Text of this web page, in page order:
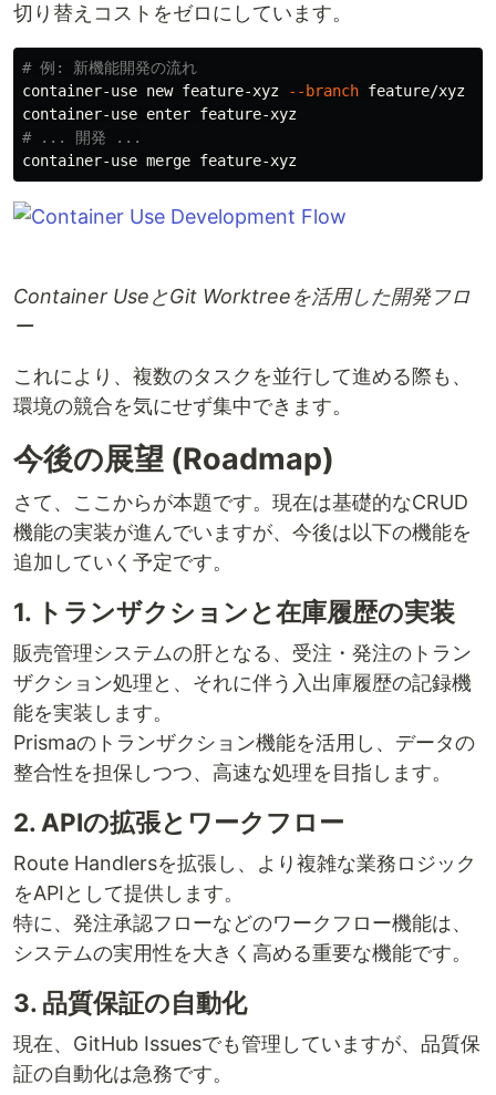
切り替えコストをゼロにしています。
# 例: 新機能開発の流れ
container-use new feature-xyz
--branch feature/xyz
# ... 開発 ...
Container UseとGit Worktreeを活用した開発フロ
ー
これにより、複数のタスクを並行して進める際も、
環境の競合を気にせず集中できます。
今後の展望 (Roadmap)
さて、ここからが本題です。現在は基礎的なCRUD
機能の実装が進んでいますが、今後は以下の機能を
追加していく予定です。
1. トランザクションと在庫履歴の実装
販売管理システムの肝となる、受注・発注のトラン
ザクション処理と、それに伴う入出庫履歴の記録機
能を実装します。
Prismaのトランザクション機能を活用し、データの
整合性を担保しつつ、高速な処理を目指します。
2. APIの拡張とワークフロー
Route Handlersを拡張し、より複雑な業務ロジック
をAPIとして提供します。
特に、発注承認フローなどのワークフロー機能は、
システムの実用性を大きく高める重要な機能です。
3. 品質保証の自動化
現在、GitHub Issuesでも管理していますが、品質保
証の自動化は急務です。